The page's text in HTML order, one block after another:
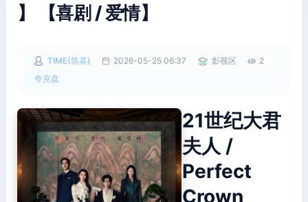
】 【喜剧 / 爱情】
TIME(筑基) 2026-05-25 06:37 影视区
2
夸克盘
21世纪大君
夫人 /
Perfect
Crown